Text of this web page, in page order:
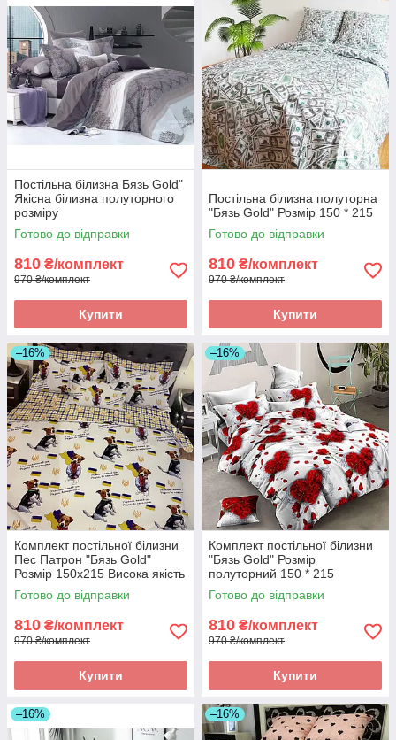
Постільна білизна Бязь Gold"
Якісна білизна полуторного
розміру
Готово до відправки
810 ₴/комплект
970 ₴/комплект
Купити
Постільна білизна полуторна
"Бязь Gold" Розмір 150 * 215
Готово до відправки
810 ₴/комплект
970 ₴/комплект
Купити
–16%
Комплект постільної білизни
Пес Патрон "Бязь Gold"
Розмір 150x215 Висока якість
Готово до відправки
810 ₴/комплект
970 ₴/комплект
Купити
–16%
Комплект постільної білизни
"Бязь Gold" Розмір
полуторний 150 * 215
Готово до відправки
810 ₴/комплект
970 ₴/комплект
Купити
–16% –16%